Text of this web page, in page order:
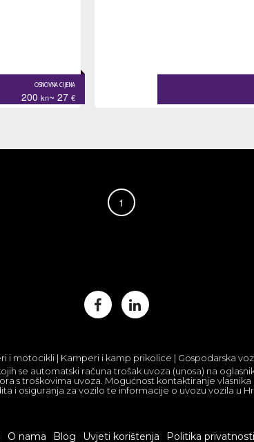
OSNOVNA CIJENA
200 kn~ 27 €
1
i motocikli | Kamperi i kamp prikolice | Gospodarska
se automatski računa trošak uvoza (unosa) na
s troškovima uvoza. Mogućnost kontaktiranje
i osiguranja za vozilo te informacije o uvozu vozila u
O nama Blog Uvjeti korištenja Politika privatnosti